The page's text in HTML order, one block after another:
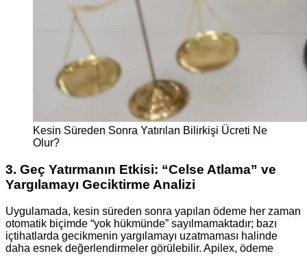
Kesin Süreden Sonra Yatırılan Bilirkişi Ücreti Ne
Olur?
3. Geç Yatırmanın Etkisi: “Celse Atlama” ve
Yargılamayı Geciktirme Analizi
Uygulamada, kesin süreden sonra yapılan ödeme her zaman
otomatik biçimde “yok hükmünde” sayılmamaktadır; bazı
içtihatlarda gecikmenin yargılamayı uzatmaması halinde
daha esnek değerlendirmeler görülebilir. Apilex, ödeme